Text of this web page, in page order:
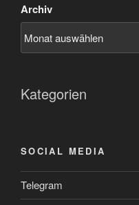
Archiv
Kategorien
SOCIAL MEDIA
Telegram